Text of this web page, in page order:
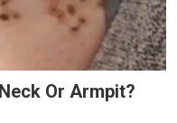
Or Armpit?